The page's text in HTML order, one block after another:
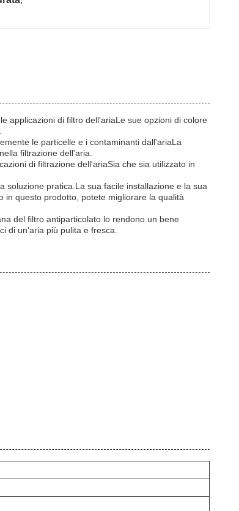
applicazioni di filtro dell'ariaLe sue opzioni di colore
le particelle e i contaminanti dall'ariaLa
filtrazione dell'aria.
di filtrazione dell'ariaSia che sia utilizzato in
soluzione pratica.La sua facile installazione e la sua
in questo prodotto, potete migliorare la qualità
del filtro antiparticolato lo rendono un bene
di un'aria più pulita e fresca.